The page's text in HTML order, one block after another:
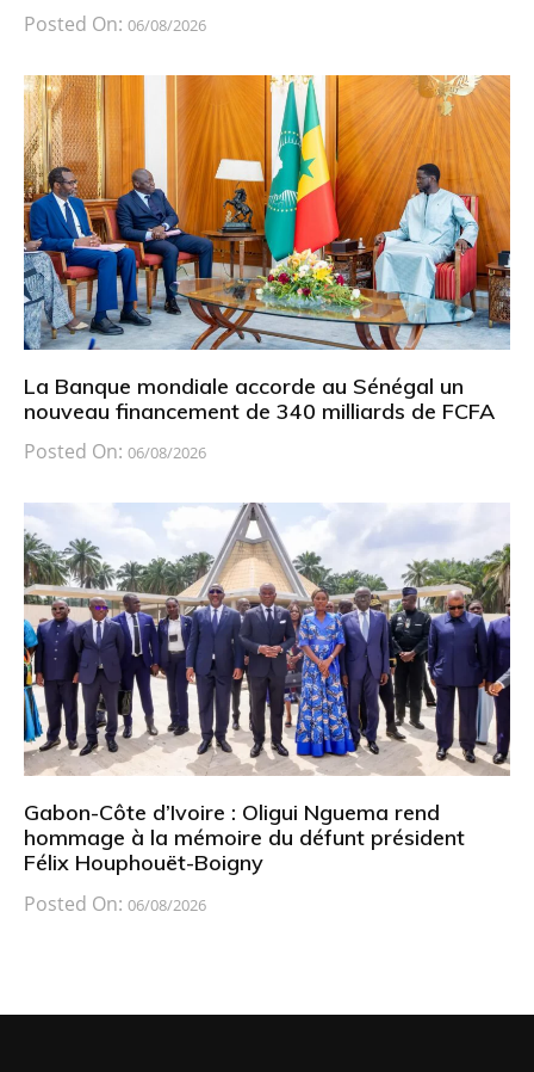
Posted On: 06/08/2026
La Banque mondiale accorde au Sénégal un
nouveau financement de 340 milliards de FCFA
Posted On: 06/08/2026
Gabon-Côte d’Ivoire : Oligui Nguema rend
hommage à la mémoire du défunt président
Félix Houphouët-Boigny
Posted On: 06/08/2026